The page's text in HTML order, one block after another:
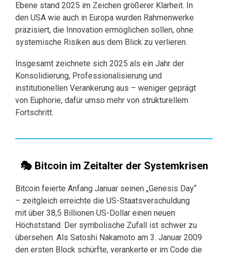
Ebene stand 2025 im Zeichen größerer Klarheit. In
den USA wie auch in Europa wurden Rahmenwerke
präzisiert, die Innovation ermöglichen sollen, ohne
systemische Risiken aus dem Blick zu verlieren.
Insgesamt zeichnete sich 2025 als ein Jahr der
Konsolidierung, Professionalisierung und
institutionellen Verankerung aus – weniger geprägt
von Euphorie, dafür umso mehr von strukturellem
Fortschritt.
🎭 Bitcoin im Zeitalter der Systemkrisen
Bitcoin feierte Anfang Januar seinen „Genesis Day“
– zeitgleich erreichte die US-Staatsverschuldung
mit über 38,5 Billionen US-Dollar einen neuen
Höchststand. Der symbolische Zufall ist schwer zu
übersehen. Als Satoshi Nakamoto am 3. Januar 2009
den ersten Block schürfte, verankerte er im Code die